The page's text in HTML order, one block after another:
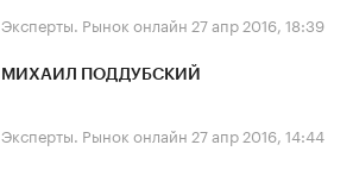
Эксперты. Рынок онлайн 27 апр 2016, 18:39
МИХАИЛ ПОДДУБСКИЙ
Эксперты. Рынок онлайн 27 апр 2016, 14:44